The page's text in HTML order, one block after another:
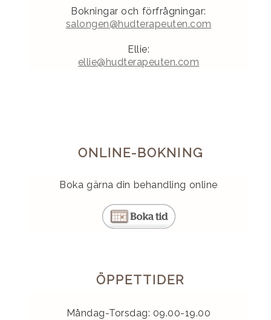
Bokningar och förfrågningar:
salongen@hudterapeuten.com
Ellie:
ellie@hudterapeuten.com
ONLINE-BOKNING
Boka gärna din behandling online
ÖPPETTIDER
Måndag-Torsdag: 09.00-19.00